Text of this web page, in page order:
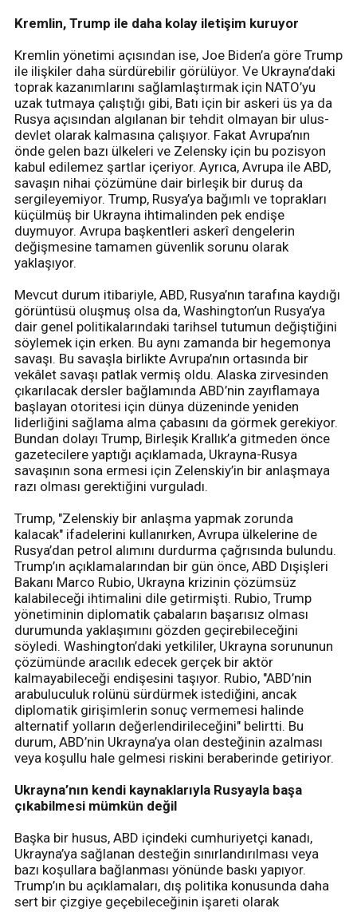
Kremlin, Trump ile daha kolay iletişim kuruyor
Kremlin yönetimi açısından ise, Joe Biden’a göre Trump
ile ilişkiler daha sürdürebilir görülüyor. Ve Ukrayna’daki
toprak kazanımlarını sağlamlaştırmak için NATO’yu
uzak tutmaya çalıştığı gibi, Batı için bir askeri üs ya da
Rusya açısından algılanan bir tehdit olmayan bir ulus-
devlet olarak kalmasına çalışıyor. Fakat Avrupa’nın
önde gelen bazı ülkeleri ve Zelensky için bu pozisyon
kabul edilemez şartlar içeriyor. Ayrıca, Avrupa ile ABD,
savaşın nihai çözümüne dair birleşik bir duruş da
sergileyemiyor. Trump, Rusya’ya bağımlı ve toprakları
küçülmüş bir Ukrayna ihtimalinden pek endişe
duymuyor. Avrupa başkentleri askerî dengelerin
değişmesine tamamen güvenlik sorunu olarak
yaklaşıyor.
Mevcut durum itibariyle, ABD, Rusya’nın tarafına kaydığı
görüntüsü oluşmuş olsa da, Washington’un Rusya’ya
dair genel politikalarındaki tarihsel tutumun değiştiğini
söylemek için erken. Bu aynı zamanda bir hegemonya
savaşı. Bu savaşla birlikte Avrupa’nın ortasında bir
vekâlet savaşı patlak vermiş oldu. Alaska zirvesinden
çıkarılacak dersler bağlamında ABD’nin zayıflamaya
başlayan otoritesi için dünya düzeninde yeniden
liderliğini sağlama alma çabasını da görmek gerekiyor.
Bundan dolayı Trump, Birleşik Krallık’a gitmeden önce
gazetecilere yaptığı açıklamada, Ukrayna-Rusya
savaşının sona ermesi için Zelenskiy’in bir anlaşmaya
razı olması gerektiğini vurguladı.
Trump, "Zelenskiy bir anlaşma yapmak zorunda
kalacak" ifadelerini kullanırken, Avrupa ülkelerine de
Rusya’dan petrol alımını durdurma çağrısında bulundu.
Trump’ın açıklamalarından bir gün önce, ABD Dışişleri
Bakanı Marco Rubio, Ukrayna krizinin çözümsüz
kalabileceği ihtimalini dile getirmişti. Rubio, Trump
yönetiminin diplomatik çabaların başarısız olması
durumunda yaklaşımını gözden geçirebileceğini
söyledi. Washington’daki yetkililer, Ukrayna sorununun
çözümünde aracılık edecek gerçek bir aktör
kalmayabileceği endişesini taşıyor. Rubio, "ABD’nin
arabuluculuk rolünü sürdürmek istediğini, ancak
diplomatik girişimlerin sonuç vermemesi halinde
alternatif yolların değerlendirileceğini" belirtti. Bu
durum, ABD’nin Ukrayna’ya olan desteğinin azalması
veya koşullu hale gelmesi riskini beraberinde getiriyor.
Ukrayna’nın kendi kaynaklarıyla Rusyayla başa
çıkabilmesi mümkün değil
Başka bir husus, ABD içindeki cumhuriyetçi kanadı,
Ukrayna’ya sağlanan desteğin sınırlandırılması veya
bazı koşullara bağlanması yönünde baskı yapıyor.
Trump’ın bu açıklamaları, dış politika konusunda daha
sert bir çizgiye geçebileceğinin işareti olarak